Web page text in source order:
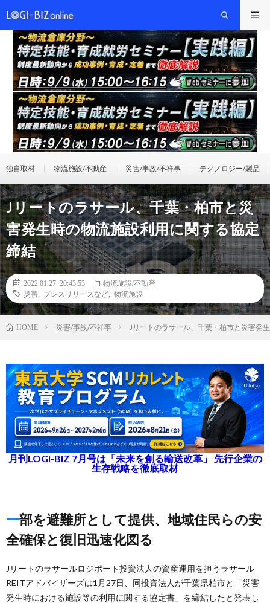
独自取材 物流施設/不動産 災害/事故/不祥事 テクノロジー/製品
Jリートのラサール、千葉・柏市と災
害発生時の物流施設利用に関する協定
締結
2022.01.27 20:43:53
物流施設/不動産
災害
プレスリリースなど 物流施設
HOME 災害/事故/不祥事 Jリートのラサール、千葉・柏市と災害発
月刊LOGI-BIZ 7月号は「未来を創る輸送改革」 先行企業の
生存戦略を徹底取材
一部を避難所として提供、地域住民らの安
全確保と復旧迅速化図る
Jリートのラサールロジポート投資法人の資産運用を担うラサール
REITアドバイザーズは1月27日、同投資法人が千葉県柏市と「災害
発生時における施設等の利用に関する協定書」を締結したと発表し